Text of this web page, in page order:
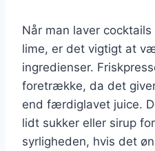
Når man laver
lime, er det vigtigt at
ingredienser.
foretrække, da det
end færdiglavet juice.
lidt sukker eller sirup
syrligheden, hvis det